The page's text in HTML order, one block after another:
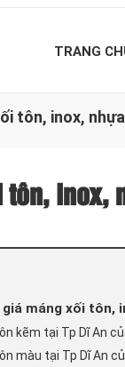
TRANG
tôn, inox,
tôn, inox,
máng xối tôn,
kẽm tại Tp Dĩ An
màu tại Tp Dĩ An